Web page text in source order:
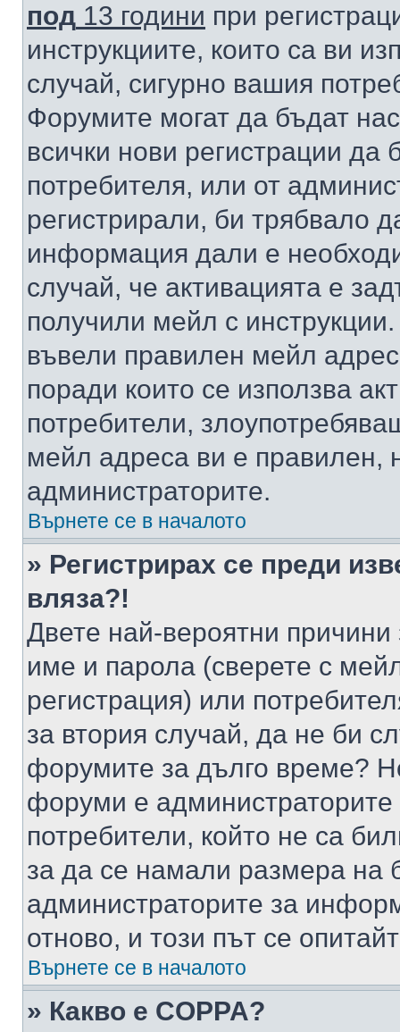
под 13 години при
инструкциите, които са ви
случай, сигурно вашия
Форумите могат да бъдат
всички нови регистрации да
потребителя, или от
регистрирали, би трябвало
информация дали е
случай, че активацията е
получили мейл с
въвели правилен мейл
поради които се използва
потребители,
мейл адреса ви е правилен,
администраторите.
Върнете се в началото
» Регистрирах се преди
вляза?!
Двете най-вероятни
име и парола (сверете с
регистрация) или
за втория случай, да не би
форумите за дълго време?
форуми е администраторите
потребители, който не са
за да се намали размера на
администраторите за
отново, и този път се
Върнете се в началото
» Какво е COPPA?